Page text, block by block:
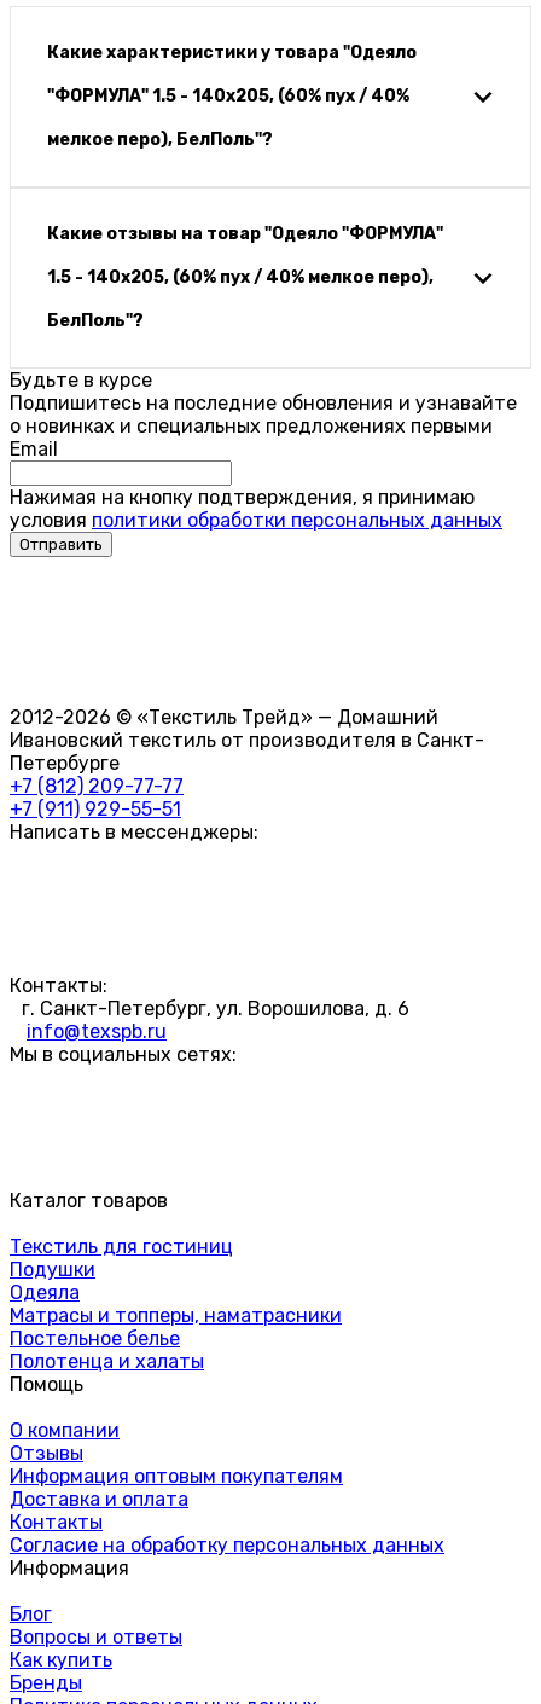
Какие характеристики у товара "Одеяло
"ФОРМУЛА" 1.5 - 140х205, (60% пух / 40%
мелкое перо), БелПоль"?
Какие отзывы на товар "Одеяло "ФОРМУЛА"
1.5 - 140х205, (60% пух / 40% мелкое перо),
БелПоль"?
Будьте в курсе
Подпишитесь на последние обновления и узнавайте
о новинках и специальных предложениях первыми
Email
Нажимая на кнопку подтверждения, я принимаю
условия политики обработки персональных данных
2012-2026 © «Текстиль Трейд» — Домашний
Ивановский текстиль от производителя в Санкт-
Петербурге
+7 (812) 209-77-77
+7 (911) 929-55-51
Написать в мессенджеры:
Контакты:
г. Санкт-Петербург, ул. Ворошилова, д. 6
info@texspb.ru
Мы в социальных сетях:
Каталог товаров
Текстиль для гостиниц
Подушки
Одеяла
Матрасы и топперы, наматрасники
Постельное белье
Полотенца и халаты
Помощь
О компании
Отзывы
Информация оптовым покупателям
Доставка и оплата
Контакты
Согласие на обработку персональных данных
Информация
Блог
Вопросы и ответы
Как купить
Бренды